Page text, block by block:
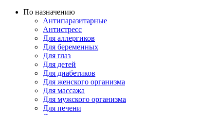
По назначению
Антипаразитарные
Антистресс
Для аллергиков
Для беременных
Для глаз
Для детей
Для диабетиков
Для женского организма
Для массажа
Для мужского организма
Для печени